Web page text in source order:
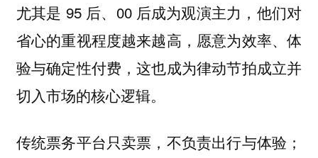
尤其是 95 后、00 后成为观演主力，他们对
省心的重视程度越来越高，愿意为效率、体
验与确定性付费，这也成为律动节拍成立并
切入市场的核心逻辑。
传统票务平台只卖票，不负责出行与体验；